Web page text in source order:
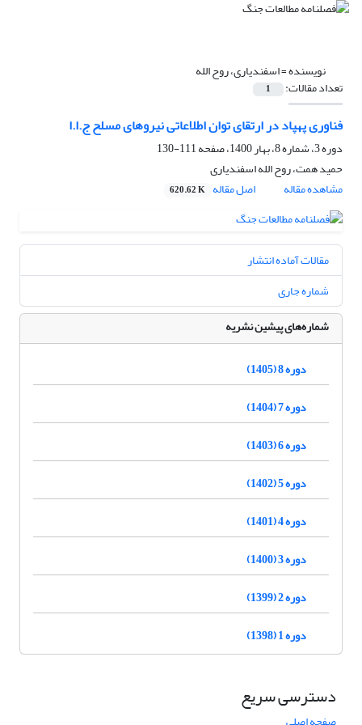
نویسنده =اسفندیاری، روح‏ الله
تعداد مقالات: 1
فناوری پهپاد در ارتقای توان اطلاعاتی نیروهای مسلح ج.ا.ا
دوره 3، شماره 8، بهار 1400، صفحه
111-130
حمید همت، روح‏ الله اسفندیاری
مشاهده مقاله
اصل مقاله 620.62 K
مقالات آماده انتشار
شماره جاری
شماره‌های پیشین نشریه
دوره 8 (1405)
دوره 7 (1404)
دوره 6 (1403)
دوره 5 (1402)
دوره 4 (1401)
دوره 3 (1400)
دوره 2 (1399)
دوره 1 (1398)
دسترسی سریع